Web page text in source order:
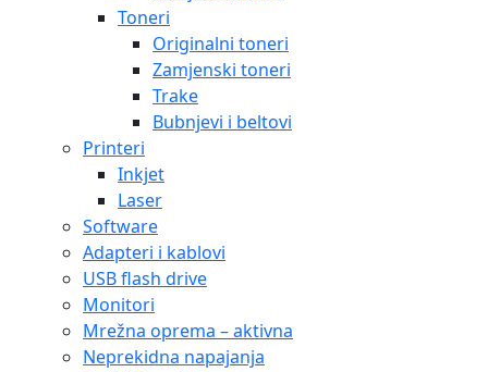
Toneri
Originalni toneri
Zamjenski toneri
Trake
Bubnjevi i beltovi
Printeri
Inkjet
Laser
Software
Adapteri i kablovi
USB flash drive
Monitori
Mrežna oprema – aktivna
Neprekidna napajanja